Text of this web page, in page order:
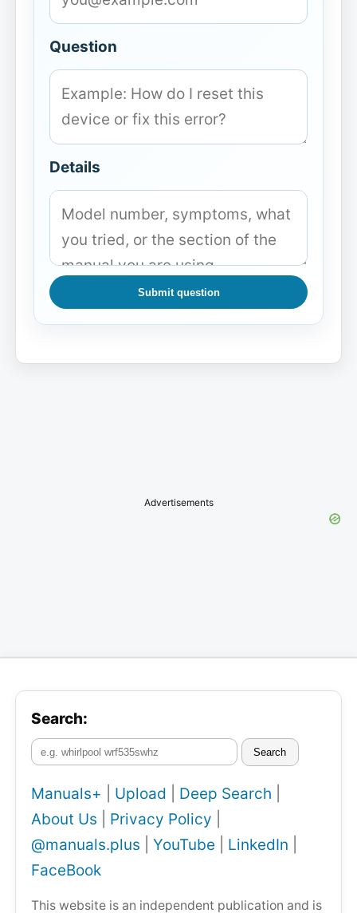
Question
Details
Submit question
Advertisements
Search:
Search
Manuals+ Upload Deep Search
About Us
Privacy Policy
@manuals.plus
YouTube LinkedIn
FaceBook
This website is an independent publication and is